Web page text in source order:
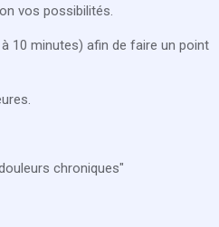
vos possibilités.
10 minutes) afin de faire un point
chroniques"